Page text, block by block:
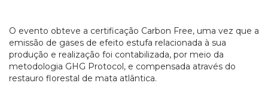
O evento obteve a certificação Carbon Free, uma vez que a
emissão de gases de efeito estufa relacionada à sua
produção e realização foi contabilizada, por meio da
metodologia GHG Protocol, e compensada através do
restauro florestal de mata atlântica.